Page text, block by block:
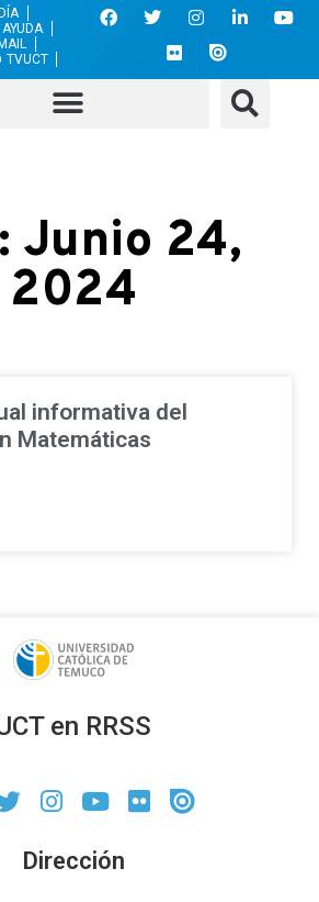
TVUCT
Junio 24,
2024
informativa del
Matemáticas
en RRSS
Dirección